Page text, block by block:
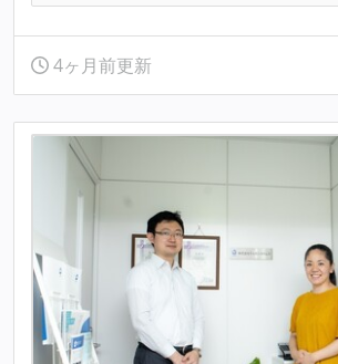
4ヶ月前更新